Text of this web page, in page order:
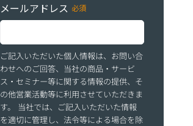
メールアドレス
ご記入いただいた個人情報は、お問い合
わせへのご回答、当社の商品・サービ
ス・セミナー等に関する情報の提供、そ
の他営業活動等に利用させていただきま
す。 当社では、ご記入いただいた情報
を適切に管理し、法令等による場合を除